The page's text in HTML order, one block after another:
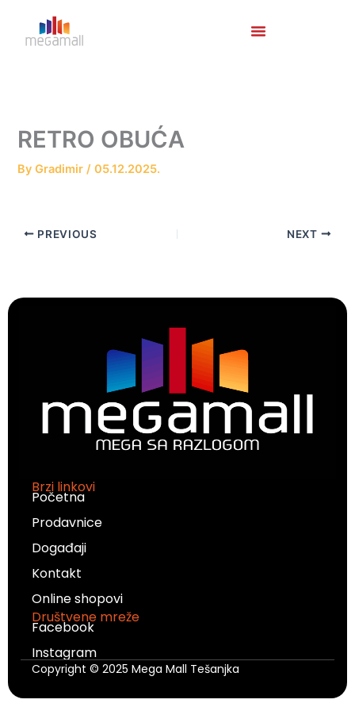
content
RETRO OBUĆA
ByGradimir/05.12.2025.
PREVIOUS NEXT
Brzi linkovi
Početna
Prodavnice
Događaji
Kontakt
Online shopovi
Društvene mreže
Facebook
Instagram
Copyright © 2025 Mega Mall Tešanjka